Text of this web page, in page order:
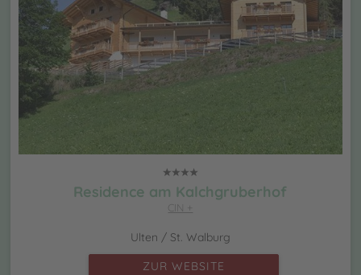
Residence am Kalchgruberhof
CIN +
Ulten / St. Walburg
ZUR WEBSITE